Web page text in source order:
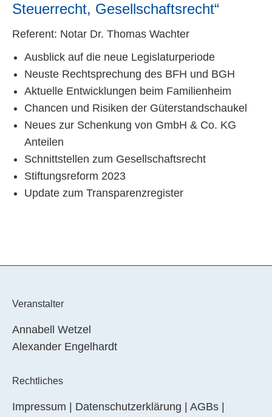
Steuerrecht, Gesellschaftsrecht“
Referent: Notar Dr. Thomas Wachter
Ausblick auf die neue Legislaturperiode
Neuste Rechtsprechung des BFH und BGH
Aktuelle Entwicklungen beim Familienheim
Chancen und Risiken der Güterstandschaukel
Neues zur Schenkung von GmbH & Co. KG
Anteilen
Schnittstellen zum Gesellschaftsrecht
Stiftungsreform 2023
Update zum Transparenzregister
Veranstalter
Annabell Wetzel
Alexander Engelhardt
Rechtliches
Impressum Datenschutzerklärung AGBs